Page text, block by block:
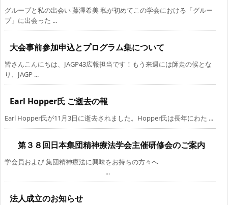
グループと私の出会い 藤澤希美 私が初めてこの学会における「グルー
プ」に出会った ...
大会事前参加申込とプログラム集について
皆さんこんにちは、JAGP43広報担当です！もう来週には師走の候とな
り、JAGP ...
Earl Hopper氏 ご逝去の報
Earl Hopper氏が11月3日に逝去されました。Hopper氏は長年にわた ...
第３８回日本集団精神療法学会主催研修会のご案内
学会員および 集団精神療法に興味をお持ちの方々へ
...
法人成立のお知らせ